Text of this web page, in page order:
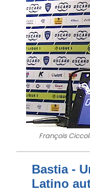
François
Bastia -
Latino